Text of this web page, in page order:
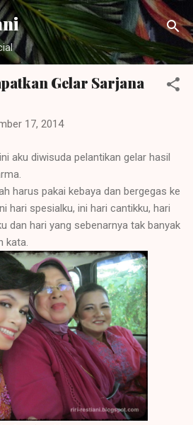
ke konten utama
Gelar Sarjana
17, 2014
aku diwisuda pelantikan gelar hasil
harus pakai kebaya dan bergegas ke
hari spesialku, ini hari cantikku, hari
dan hari yang sebenarnya tak banyak
kata.